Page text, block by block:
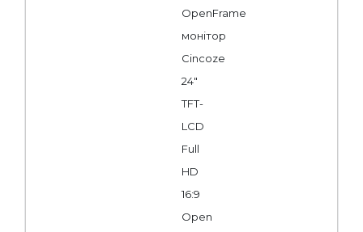
OpenFrame
монітор
Cincoze
24"
TFT-
LCD
Full
HD
16:9
Open